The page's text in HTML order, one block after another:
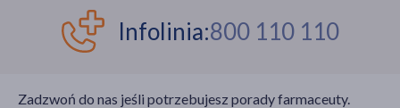
Infolinia:800 110 110
Zadzwoń do nas jeśli potrzebujesz porady farmaceuty.